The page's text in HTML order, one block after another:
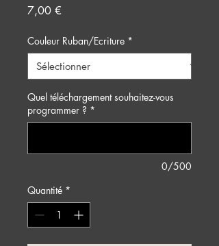
7,00 €
Couleur Ruban/Ecriture *
Quel téléchargement souhaitez-vous
programmer ? *
0/500
Quantité *